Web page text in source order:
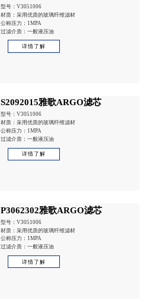
型号：V3051006
材质：采用优质的玻璃纤维滤材
公称压力：1MPA
过滤介质：一般液压油
详情了解
S2092015雅歌ARGO滤芯
型号：V3051006
材质：采用优质的玻璃纤维滤材
公称压力：1MPA
过滤介质：一般液压油
详情了解
P3062302雅歌ARGO滤芯
型号：V3051006
材质：采用优质的玻璃纤维滤材
公称压力：1MPA
过滤介质：一般液压油
详情了解